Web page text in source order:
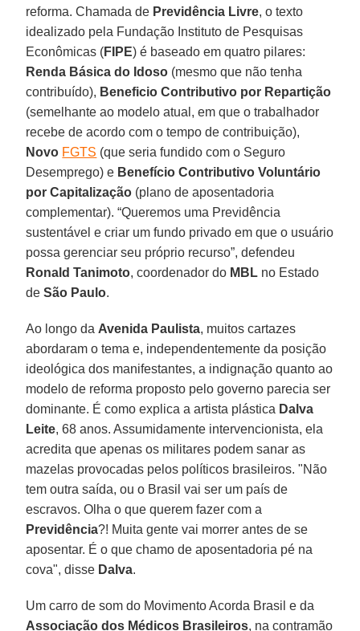
reforma. Chamada de Previdência Livre, o texto
idealizado pela Fundação Instituto de Pesquisas
Econômicas (FIPE) é baseado em quatro pilares:
Renda Básica do Idoso (mesmo que não tenha
contribuído), Beneficio Contributivo por Repartição
(semelhante ao modelo atual, em que o trabalhador
recebe de acordo com o tempo de contribuição),
Novo FGTS (que seria fundido com o Seguro
Desemprego) e Benefício Contributivo Voluntário
por Capitalização (plano de aposentadoria
complementar). “Queremos uma Previdência
sustentável e criar um fundo privado em que o usuário
possa gerenciar seu próprio recurso”, defendeu
Ronald Tanimoto, coordenador do MBL no Estado
deSão Paulo.
Ao longo da Avenida Paulista, muitos cartazes
abordaram o tema e, independentemente da posição
ideológica dos manifestantes, a indignação quanto ao
modelo de reforma proposto pelo governo parecia ser
dominante. É como explica a artista plástica Dalva
Leite, 68 anos. Assumidamente intervencionista, ela
acredita que apenas os militares podem sanar as
mazelas provocadas pelos políticos brasileiros. "Não
tem outra saída, ou o Brasil vai ser um país de
escravos. Olha o que querem fazer com a
Previdência?! Muita gente vai morrer antes de se
aposentar. É o que chamo de aposentadoria pé na
cova", disse Dalva.
Um carro de som do Movimento Acorda Brasil e da
Associação dos Médicos Brasileiros, na contramão